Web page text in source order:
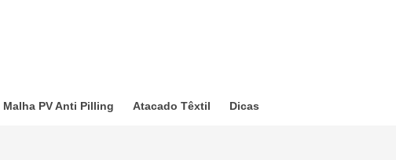
Malha PV Anti Pilling Atacado Têxtil Dicas